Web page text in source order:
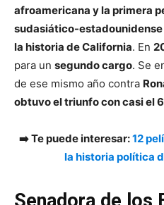
afroamericana y la primera
sudasiático-
la historia de California. En
para un segundo cargo. Se
de ese mismo año contra
obtuvo el triunfo con casi el
➡️ Te puede interesar:12
la historia política